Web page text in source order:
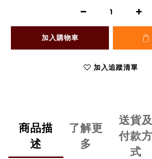
加入購物車
加入追蹤清單
商品描
述
了解更
多
送貨及
付款方
式